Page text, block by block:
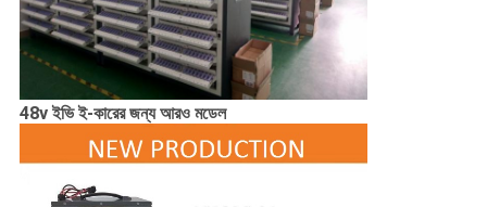
48v ইভি ই-কারের জন্য আরও মডেল